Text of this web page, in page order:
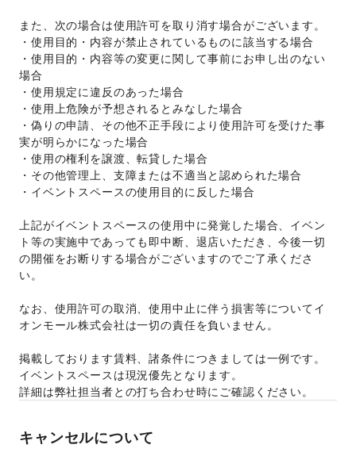
また、次の場合は使用許可を取り消す場合がございます。
・使用目的・内容が禁止されているものに該当する場合
・使用目的・内容等の変更に関して事前にお申し出のない
場合
・使用規定に違反のあった場合
・使用上危険が予想されるとみなした場合
・偽りの申請、その他不正手段により使用許可を受けた事
実が明らかになった場合
・使用の権利を譲渡、転貸した場合
・その他管理上、支障または不適当と認められた場合
・イベントスペースの使用目的に反した場合
上記がイベントスペースの使用中に発覚した場合、イベン
ト等の実施中であっても即中断、退店いただき、今後一切
の開催をお断りする場合がございますのでご了承くださ
い。
なお、使用許可の取消、使用中止に伴う損害等についてイ
オンモール株式会社は一切の責任を負いません。
掲載しております賃料、諸条件につきましては一例です。
イベントスペースは現況優先となります。
詳細は弊社担当者との打ち合わせ時にご確認ください。
キャンセルについて